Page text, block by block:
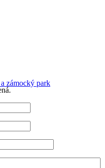
zámocký park